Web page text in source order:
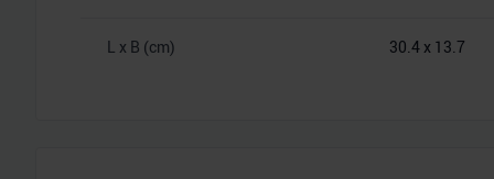
L x B (cm) 30.4 x 13.7